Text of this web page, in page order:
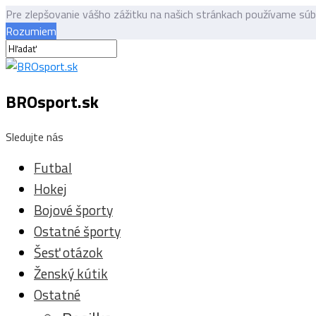
Pre zlepšovanie vášho zážitku na našich stránkach používame
Rozumiem
BROsport.sk
Sledujte nás
Futbal
Hokej
Bojové športy
Ostatné športy
Šesť otázok
Ženský kútik
Ostatné